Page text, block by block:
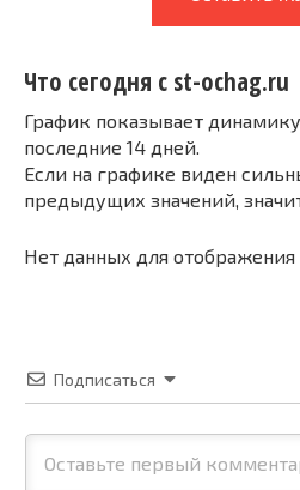
Что сегодня с st-ochag.ru
График показывает
последние 14 дней.
Если на графике виден
предыдущих значений,
Нет данных для отображения
Подписаться